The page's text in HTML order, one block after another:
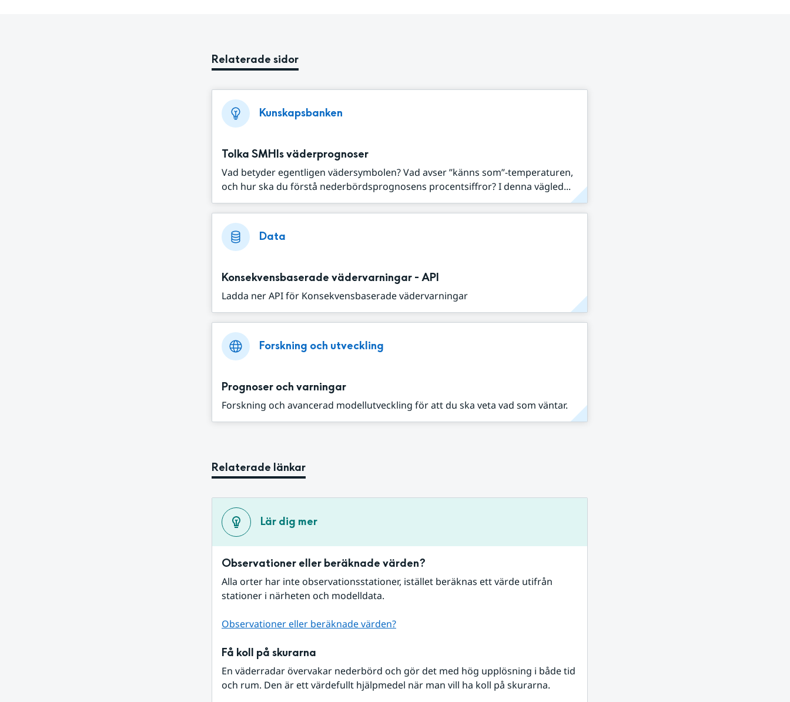
Relaterade sidor
Kunskapsbanken
Tolka SMHIs väderprognoser
Vad betyder egentligen vädersymbolen? Vad avser ”känns som”-temperaturen,
och hur ska du förstå nederbördsprognosens procentsiffror? I denna vägled...
Data
Konsekvensbaserade vädervarningar - API
Ladda ner API för Konsekvensbaserade vädervarningar
Forskning och utveckling
Prognoser och varningar
Forskning och avancerad modellutveckling för att du ska veta vad som väntar.
Relaterade länkar
Lär dig mer
Observationer eller beräknade värden?
Alla orter har inte observationsstationer, istället beräknas ett värde utifrån
stationer i närheten och modelldata.
Observationer eller beräknade värden?
Få koll på skurarna
En väderradar övervakar nederbörd och gör det med hög upplösning i både tid
och rum. Den är ett värdefullt hjälpmedel när man vill ha koll på skurarna.